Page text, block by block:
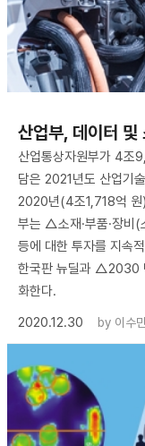
산업부, 데이터
산업통상자원부가 4조
담은 2021년도 산업기
2020년(4조1,718억 원
부는 △소재·부품·장비
등에 대한 투자를 지속
한국판 뉴딜과 △2030
화한다.
2020.12.30
by 이수